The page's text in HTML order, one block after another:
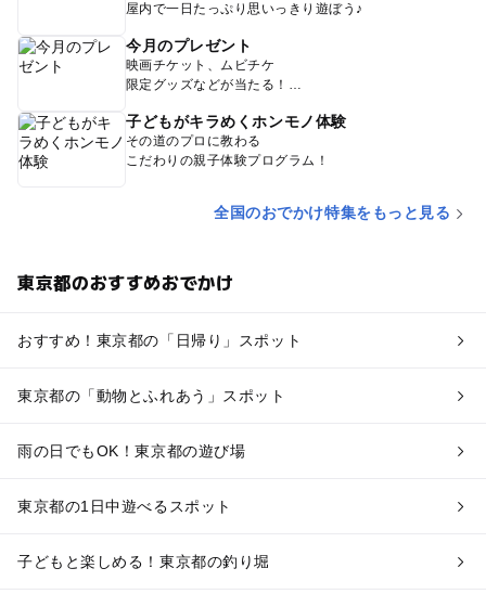
屋内で一日たっぷり思いっきり遊ぼう♪
今月のプレゼント
映画チケット、ムビチケ
限定グッズなどが当たる！
子どもがキラめくホンモノ体験
その道のプロに教わる
こだわりの親子体験プログラム！
全国のおでかけ特集をもっと見る
東京都のおすすめおでかけ
おすすめ！東京都の「日帰り」スポット
東京都の「動物とふれあう」スポット
雨の日でもOK！東京都の遊び場
東京都の1日中遊べるスポット
子どもと楽しめる！東京都の釣り堀